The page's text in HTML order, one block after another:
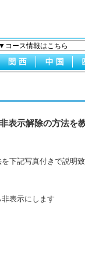
表示解除の方法を
下記写真付きで説明致
非表示にします